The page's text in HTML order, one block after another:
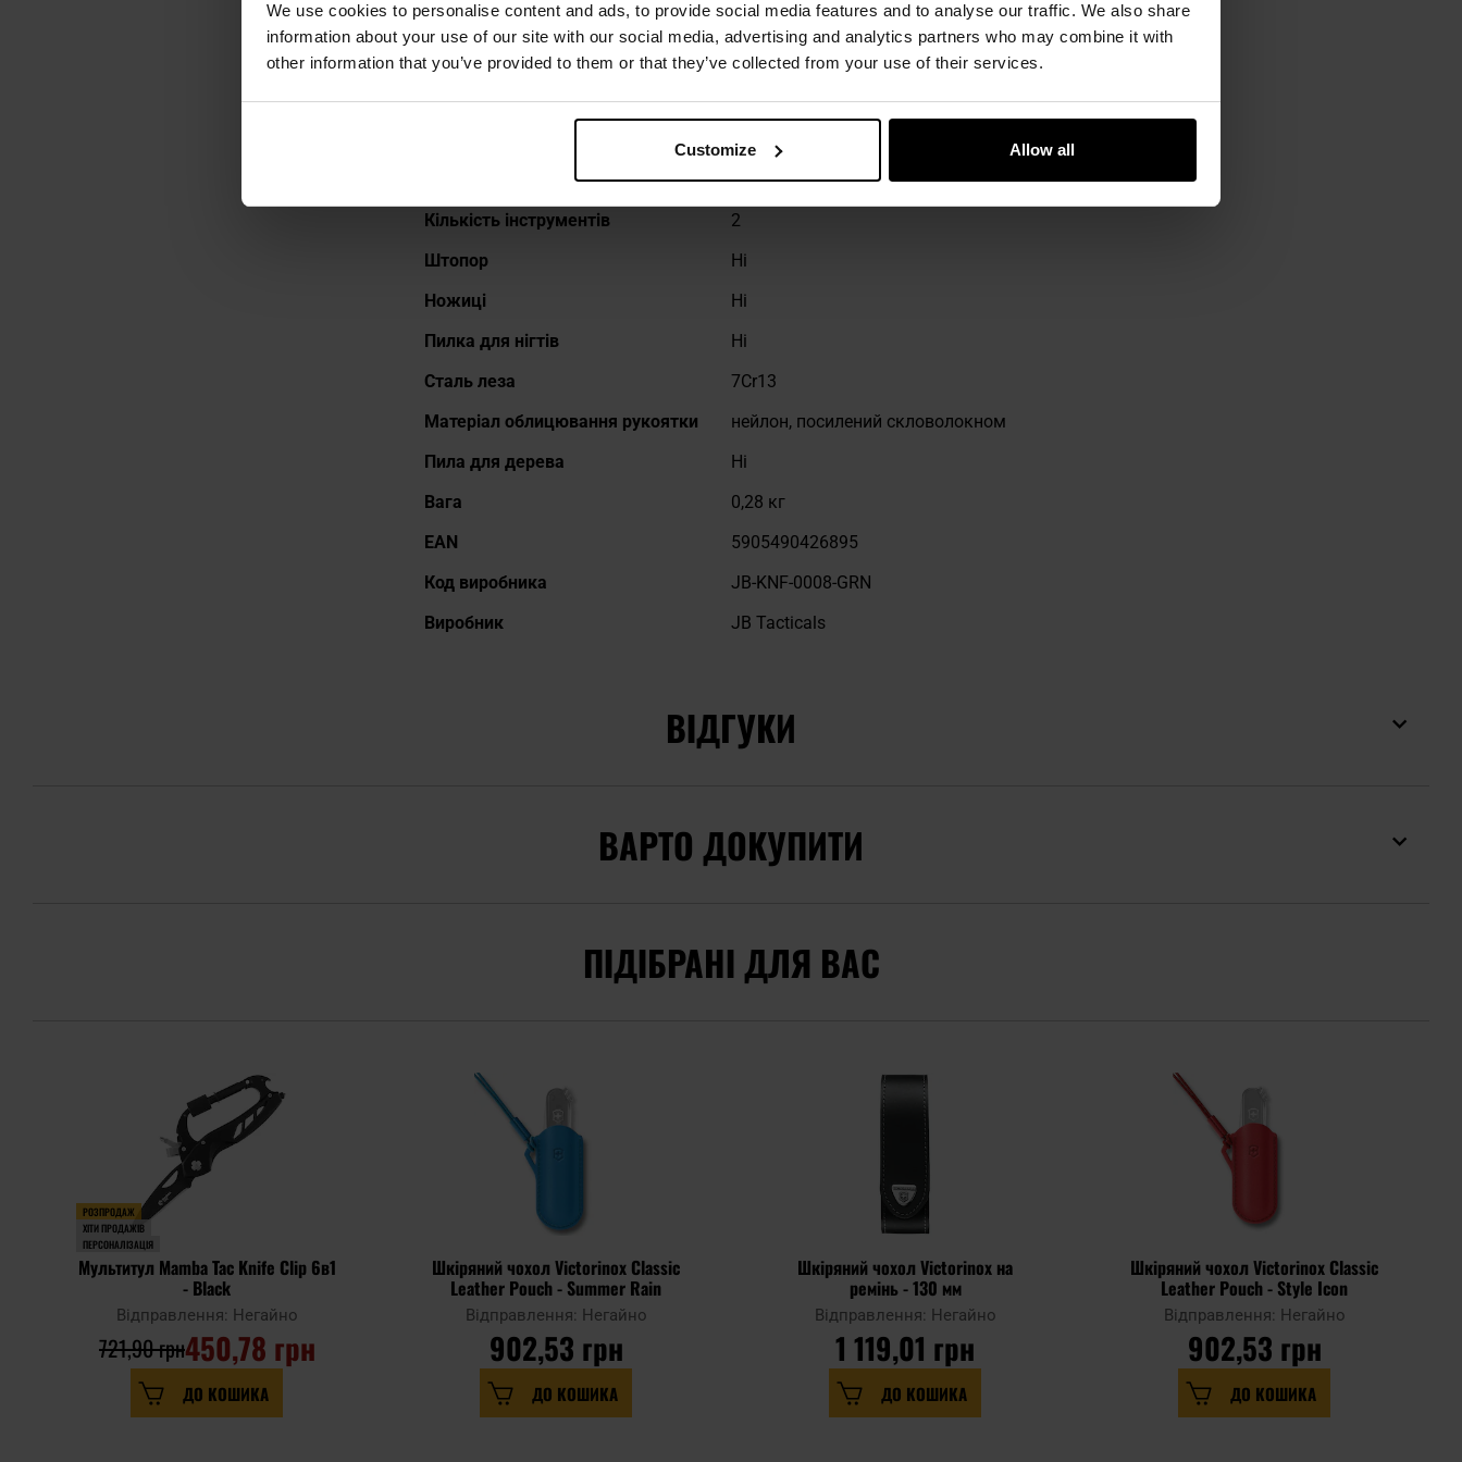
We use cookies to personalise content and ads, to provide social media features and to analyse our traffic. We also share
information about your use of our site with our social media, advertising and analytics partners who may combine it with
other information that you’ve provided to them or that they’ve collected from your use of their services.
Customize Allow all
Докладніше
Довжина в складеному вигляді
63 мм
Довжина головного леза
45 мм
Так
Колір облицювання рукоятки
Відтінки зеленого
Кількість інструментів
2
Штопор
Ні
Ножиці
Ні
Пилка для нігтів
Ні
Сталь леза
7Cr13
Матеріал облицювання рукоятки
нейлон, посилений скловолокном
Пила для дерева
Ні
Вага
0,28 кг
EAN
5905490426895
Код виробника
JB-KNF-0008-GRN
Виробник
JB Tacticals
ВІДГУКИ
ВАРТО ДОКУПИТИ
ПІДІБРАНІ ДЛЯ ВАС
РОЗПРОДАЖ
ХІТИ ПРОДАЖІВ
ПЕРСОНАЛІЗАЦІЯ
Мультитул Mamba Tac Knife Clip 6в1
- Black
Відправлення: Негайно
450,78 грн
721,90 грн
ДО КОШИКА
Шкіряний чохол Victorinox Classic
Leather Pouch - Summer Rain
Відправлення: Негайно
902,53 грн
ДО КОШИКА
Шкіряний чохол Victorinox на
ремінь - 130 мм
Відправлення: Негайно
1 119,01 грн
ДО КОШИКА
Шкіряний чохол Victorinox Classic
Leather Pouch - Style Icon
Відправлення: Негайно
902,53 грн
ДО КОШИКА